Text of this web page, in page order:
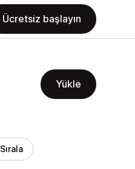
Ücretsiz başlayın
Yükle
Sırala